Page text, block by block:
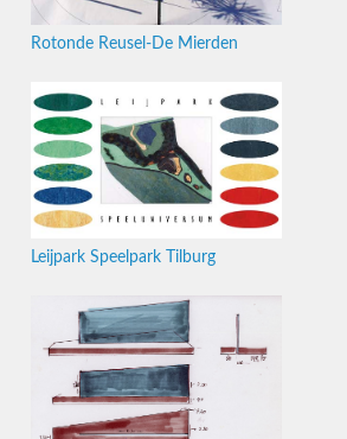
Rotonde Reusel-De Mierden
Leijpark Speelpark Tilburg